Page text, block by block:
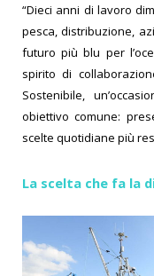
“Dieci anni di lavoro
pesca, distribuzione,
futuro più blu per
spirito di
Sostenibile,
obiettivo comune:
scelte quotidiane più
La scelta che fa la